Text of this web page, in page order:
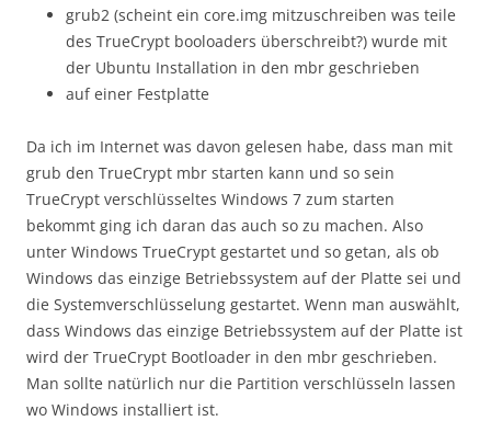
grub2 (scheint ein core.img mitzuschreiben was teile
des TrueCrypt booloaders überschreibt?) wurde mit
der Ubuntu Installation in den mbr geschrieben
auf einer Festplatte
Da ich im Internet was davon gelesen habe, dass man mit
grub den TrueCrypt mbr starten kann und so sein
TrueCrypt verschlüsseltes Windows 7 zum starten
bekommt ging ich daran das auch so zu machen. Also
unter Windows TrueCrypt gestartet und so getan, als ob
Windows das einzige Betriebssystem auf der Platte sei und
die Systemverschlüsselung gestartet. Wenn man auswählt,
dass Windows das einzige Betriebssystem auf der Platte ist
wird der TrueCrypt Bootloader in den mbr geschrieben.
Man sollte natürlich nur die Partition verschlüsseln lassen
wo Windows installiert ist.